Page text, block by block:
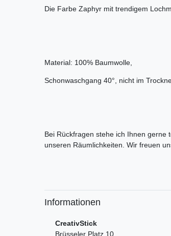
Die Farbe Zaphyr mit trendigem
Material: 100% Baumwolle,
Schonwaschgang 40°, nicht im
Bei Rückfragen stehe ich Ihnen gerne
unseren Räumlichkeiten. Wir freuen
Informationen
CreativStick
Brüsseler Platz 10